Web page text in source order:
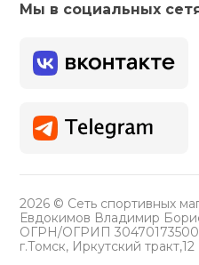
Мы в социальных
2026 © Сеть спортивных
Евдокимов Владимир
ОГРН/ОГРИП
г.Томск, Иркутский